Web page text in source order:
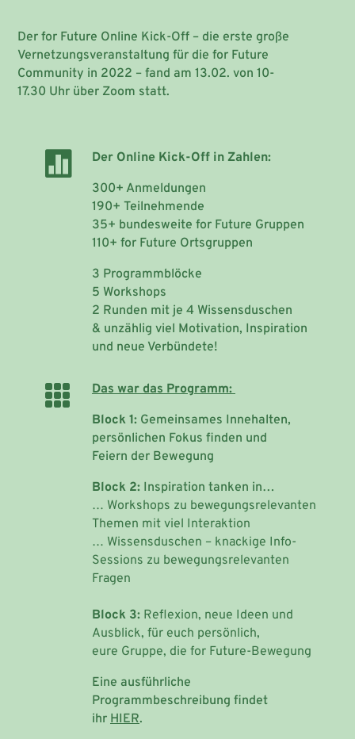
Der for Future Online Kick-Off – die erste große
Vernetzungsveranstaltung für die for Future
Community in 2022 – fand am 13.02. von 10-
17.30 Uhr über Zoom statt.

Der Online Kick-Off in Zahlen:
300+ Anmeldungen
190+ Teilnehmende
35+ bundesweite for Future Gruppen
110+ for Future Ortsgruppen
3 Programmblöcke
5 Workshops
2 Runden mit je 4 Wissensduschen
& unzählig viel Motivation, Inspiration
und neue Verbündete!

Das war das Programm:
Block 1: Gemeinsames Innehalten,
persönlichen Fokus finden und
Feiern der Bewegung
Block 2:Inspiration tanken in…
… Workshops zu bewegungsrelevanten
Themen mit viel Interaktion
… Wissensduschen – knackige Info-
Sessions zu bewegungsrelevanten
Fragen
Block 3:Reflexion, neue Ideen und
Ausblick, für euch persönlich,
eure Gruppe, die for Future-Bewegung
Eine ausführliche
Programmbeschreibung findet
ihr HIER.